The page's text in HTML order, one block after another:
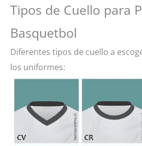
Tipos de Cuello para
Basquetbol
Diferentes tipos de cuello a
los uniformes: